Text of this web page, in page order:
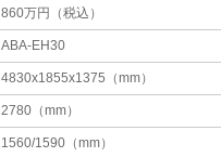
860万円（税込）
ABA-EH30
4830x1855x1375（mm）
2780（mm）
1560/1590（mm）